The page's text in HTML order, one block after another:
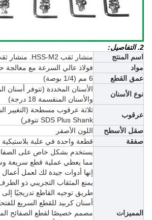
2. التفاصيل:
اسم المنتج
منشار ثقب HSS-M2. منشار ثقب hss-4341.
مواد
فولاذ عالي السرعة مع معالجة
عمق القطع
نوع الأسنان
الأسنان المخددة (تتوفر أسنان
والأسنان المنقسمة 18 درجة)
عرقوب
ثلاثة عرقوب مسطحة (
SDS Plus Shank تتوفر)
صقل الأسطح
اللون الأصفر
صفقة
قطعة واحدة في علبة بلاستيكية
المميزات
يستخدم بشكل خاص على الصفائح
مما يعطي عملية قطع سريعة
إنها أدوات جيدة لك لعمل أعمال
يمنع المثقاب التجريبي ذو
طريق توجيه القاطع تدريجيًا إلى
أسنان كربيد للقطع السريع
مصمم خصيصًا لقطع الصفائح